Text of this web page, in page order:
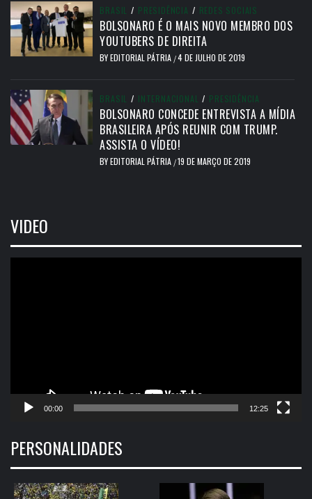
BRASIL / PRESIDÊNCIA / REDES SOCIAIS
BOLSONARO É O MAIS NOVO MEMBRO DOS
YOUTUBERS DE DIREITA
BYEDITORIAL PÁTRIA /4 DE JULHO DE 2019
BRASIL / INTERNACIONAL / PRESIDÊNCIA
BOLSONARO CONCEDE ENTREVISTA A MÍDIA
BRASILEIRA APÓS REUNIR COM TRUMP.
ASSISTA O VÍDEO!
BYEDITORIAL PÁTRIA /19 DE MARÇO DE 2019
VIDEO
00:00 12:25
PERSONALIDADES